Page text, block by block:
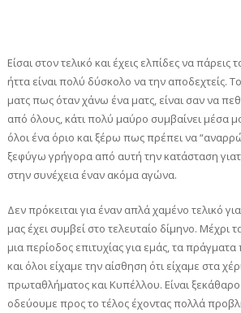
Είσαι στον τελικό και έχεις ελπίδες να πάρεις
ήττα είναι πολύ δύσκολο να την αποδεχτείς.
ματς πως όταν χάνω ένα ματς, είναι σαν να
από όλους, κάτι πολύ μαύρο συμβαίνει μέσα
όλοι ένα όριο και ξέρω πως πρέπει να
ξεφύγω γρήγορα από αυτή την κατάσταση
στην συνέχεια έναν ακόμα αγώνα.
Δεν πρόκειται για έναν απλά χαμένο τελικό
μας έχει συμβεί στο τελευταίο δίμηνο. Μέχρι
μια περίοδος επιτυχίας για εμάς, τα
και όλοι είχαμε την αίσθηση ότι είχαμε στα
πρωταθλήματος και Κυπέλλου. Είναι
οδεύουμε προς το τέλος έχοντας πολλά